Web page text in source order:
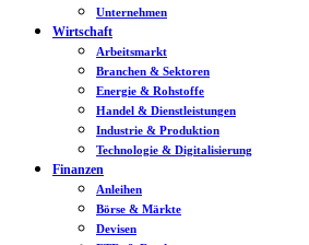
Unternehmen
Wirtschaft
Arbeitsmarkt
Branchen & Sektoren
Energie & Rohstoffe
Handel & Dienstleistungen
Industrie & Produktion
Technologie & Digitalisierung
Finanzen
Anleihen
Börse & Märkte
Devisen